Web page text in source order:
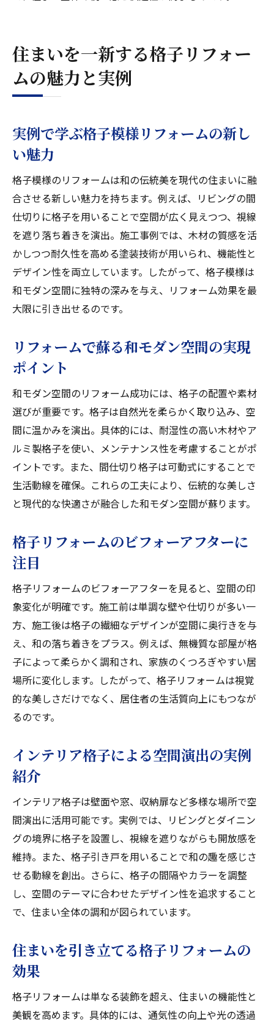
住まいを一新する格子リフォー
ムの魅力と実例
実例で学ぶ格子模様リフォームの新し
い魅力
格子模様のリフォームは和の伝統美を現代の住まいに融
合させる新しい魅力を持ちます。例えば、リビングの間
仕切りに格子を用いることで空間が広く見えつつ、視線
を遮り落ち着きを演出。施工事例では、木材の質感を活
かしつつ耐久性を高める塗装技術が用いられ、機能性と
デザイン性を両立しています。したがって、格子模様は
和モダン空間に独特の深みを与え、リフォーム効果を最
大限に引き出せるのです。
リフォームで蘇る和モダン空間の実現
ポイント
和モダン空間のリフォーム成功には、格子の配置や素材
選びが重要です。格子は自然光を柔らかく取り込み、空
間に温かみを演出。具体的には、耐湿性の高い木材やア
ルミ製格子を使い、メンテナンス性を考慮することがポ
イントです。また、間仕切り格子は可動式にすることで
生活動線を確保。これらの工夫により、伝統的な美しさ
と現代的な快適さが融合した和モダン空間が蘇ります。
格子リフォームのビフォーアフターに
注目
格子リフォームのビフォーアフターを見ると、空間の印
象変化が明確です。施工前は単調な壁や仕切りが多い一
方、施工後は格子の繊細なデザインが空間に奥行きを与
え、和の落ち着きをプラス。例えば、無機質な部屋が格
子によって柔らかく調和され、家族のくつろぎやすい居
場所に変化します。したがって、格子リフォームは視覚
的な美しさだけでなく、居住者の生活質向上にもつなが
るのです。
インテリア格子による空間演出の実例
紹介
インテリア格子は壁面や窓、収納扉など多様な場所で空
間演出に活用可能です。実例では、リビングとダイニン
グの境界に格子を設置し、視線を遮りながらも開放感を
維持。また、格子引き戸を用いることで和の趣を感じさ
せる動線を創出。さらに、格子の間隔やカラーを調整
し、空間のテーマに合わせたデザイン性を追求すること
で、住まい全体の調和が図られています。
住まいを引き立てる格子リフォームの
効果
格子リフォームは単なる装飾を超え、住まいの機能性と
美観を高めます。具体的には、通気性の向上や光の透過